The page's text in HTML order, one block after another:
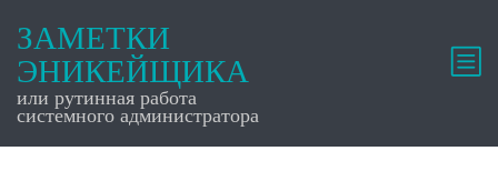
ЗАМЕТКИ
ЭНИКЕЙЩИКА
или рутинная работа
системного администратора